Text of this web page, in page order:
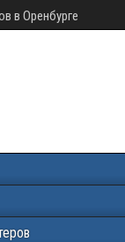
в Оренбурге